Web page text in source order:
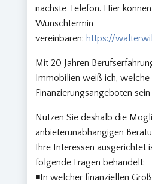
nächste Telefon. Hier
Wunschtermin
vereinbaren: https://
Mit 20 Jahren
Immobilien weiß ich, welche
Finanzierungsangeboten sein
Nutzen Sie deshalb die
anbieterunabhängigen
Ihre Interessen ausgerichtet
folgende Fragen behandelt:
◾In welcher finanziellen